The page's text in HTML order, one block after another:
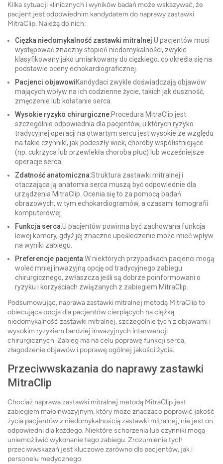
Kilka sytuacji klinicznych i wyników badań może wskazywać, że
pacjent jest odpowiednim kandydatem do naprawy zastawki
MitraClip. Należą do nich:
Ciężka niedomykalność zastawki mitralnej:U pacjentów musi
występować znaczny stopień niedomykalności, zwykle
klasyfikowany jako umiarkowany do ciężkiego, co określa się na
podstawie oceny echokardiograficznej.
Pacjenci objawowiKandydaci zwykle doświadczają objawów
mających wpływ na ich codzienne życie, takich jak duszność,
zmęczenie lub kołatanie serca.
Wysokie ryzyko chirurgiczne:Procedura MitraClip jest
szczególnie odpowiednia dla pacjentów, u których ryzyko
tradycyjnej operacji na otwartym sercu jest wysokie ze względu
na takie czynniki, jak podeszły wiek, choroby współistniejące
(np. cukrzyca lub przewlekła choroba płuc) lub wcześniejsze
operacje serca.
Zdatność anatomiczna:Struktura zastawki mitralnej i
otaczająca ją anatomia serca muszą być odpowiednie dla
urządzenia MitraClip. Ocenia się to za pomocą badań
obrazowych, w tym echokardiogramów, a czasami tomografii
komputerowej.
Funkcja serca:U pacjentów powinna być zachowana funkcja
lewej komory, gdyż jej znaczne upośledzenie może mieć wpływ
na wyniki zabiegu.
Preferencje pacjenta:W niektórych przypadkach pacjenci mogą
woleć mniej inwazyjną opcję od tradycyjnego zabiegu
chirurgicznego, zwłaszcza jeśli są dobrze poinformowani o
ryzyku i korzyściach związanych z zabiegiem MitraClip.
Podsumowując, naprawa zastawki mitralnej metodą MitraClip to
obiecująca opcja dla pacjentów cierpiących na ciężką
niedomykalność zastawki mitralnej, szczególnie tych z objawami i
wysokim ryzykiem bardziej inwazyjnych interwencji
chirurgicznych. Zabieg ma na celu poprawę funkcji serca,
złagodzenie objawów i poprawę ogólnej jakości życia.
Przeciwwskazania do naprawy zastawki
MitraClip
Chociaż naprawa zastawki mitralnej metodą MitraClip jest
zabiegiem małoinwazyjnym, który może znacząco poprawić jakość
życia pacjentów z niedomykalnością zastawki mitralnej, nie jest on
odpowiedni dla każdego. Niektóre schorzenia lub czynniki mogą
uniemożliwić wykonanie tego zabiegu. Zrozumienie tych
przeciwwskazań jest kluczowe zarówno dla pacjentów, jak i
personelu medycznego.